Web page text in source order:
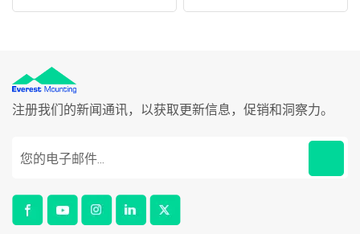
注册我们的新闻通讯，以获取更新信息，促销和洞察力。